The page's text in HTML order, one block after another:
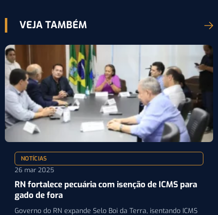
VEJA TAMBÉM
NOTÍCIAS
26 mar 2025
RN fortalece pecuária com isenção de ICMS para
gado de fora
Governo do RN expande Selo Boi da Terra, isentando ICMS